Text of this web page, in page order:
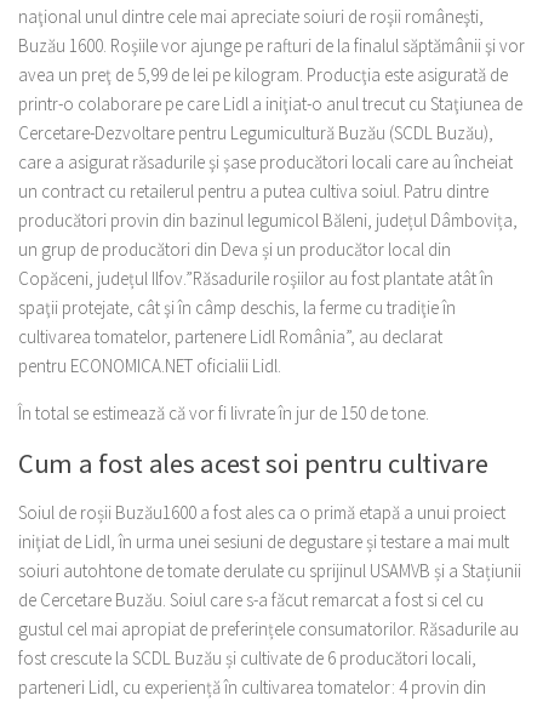
naţional unul dintre cele mai apreciate soiuri de roşii româneşti,
Buzău 1600. Roşiile vor ajunge pe rafturi de la finalul săptămânii şi vor
avea un preţ de 5,99 de lei pe kilogram. Producţia este asigurată de
printr-o colaborare pe care Lidl a iniţiat-o anul trecut cu Staţiunea de
Cercetare-Dezvoltare pentru Legumicultură Buzău (SCDL Buzău),
care a asigurat răsadurile şi şase producători locali care au încheiat
un contract cu retailerul pentru a putea cultiva soiul. Patru dintre
producători provin din bazinul legumicol Băleni, județul Dâmbovița,
un grup de producători din Deva și un producător local din
Copăceni, județul Ilfov.”Răsadurile roşiilor au fost plantate atât în
spaţii protejate, cât şi în câmp deschis, la ferme cu tradiţie în
cultivarea tomatelor, partenere Lidl România”, au declarat
pentru ECONOMICA.NET oficialii Lidl.
În total se estimează că vor fi livrate în jur de 150 de tone.
Cum a fost ales acest soi pentru cultivare
Soiul de roșii Buzău1600 a fost ales ca o primă etapă a unui proiect
iniţiat de Lidl, în urma unei sesiuni de degustare și testare a mai mult
soiuri autohtone de tomate derulate cu sprijinul USAMVB și a Stațiunii
de Cercetare Buzău. Soiul care s-a făcut remarcat a fost si cel cu
gustul cel mai apropiat de preferințele consumatorilor. Răsadurile au
fost crescute la SCDL Buzău și cultivate de 6 producători locali,
parteneri Lidl, cu experiență în cultivarea tomatelor: 4 provin din